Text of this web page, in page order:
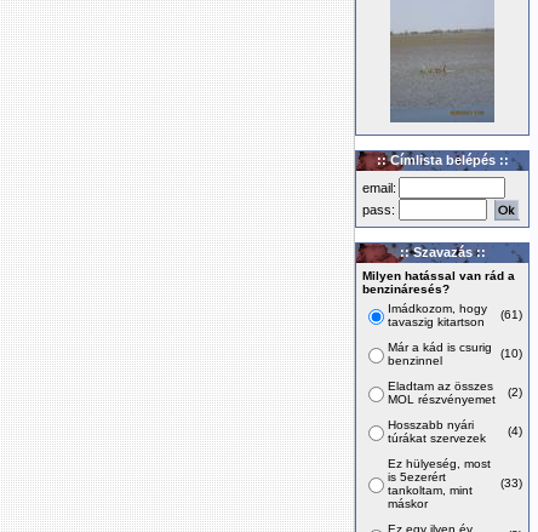
:: Címlista belépés ::
email:
pass:
:: Szavazás ::
Milyen hatással van rád a
benzináresés?
Imádkozom, hogy
tavaszig kitartson
(61)
Már a kád is csurig
benzinnel
(10)
Eladtam az összes
MOL részvényemet
(2)
Hosszabb nyári
túrákat szervezek
(4)
Ez hülyeség, most
is 5ezerért
tankoltam, mint
máskor
(33)
Ez egy ilyen év,